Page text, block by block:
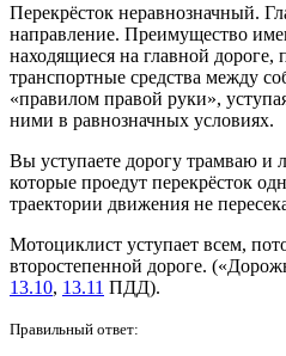
Перекрёсток неравнозначный.
направление. Преимущество
находящиеся на главной дороге,
транспортные средства между
«правилом правой руки»,
ними в равнозначных условиях.
Вы уступаете дорогу трамваю и
которые проедут перекрёсток
траектории движения не
Мотоциклист уступает всем,
второстепенной дороге.
13.10, 13.11 ПДД).
Правильный ответ: